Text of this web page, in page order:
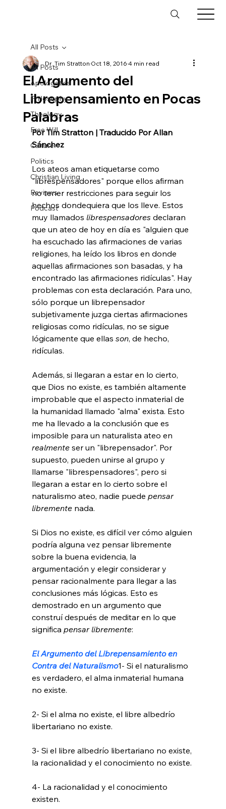
All Posts
Apologetics
Philosophy
Theology
Free Will
Culture
Politics
Christian Living
Reviews
Podcast
All Posts
El Argumento del
Librepensamiento en Pocas
Palabras
Dr. Tim StrattonOct 18, 20164 min read
Por Tim Stratton | Traducido Por Allan
Sánchez
Los ateos aman etiquetarse como
"librespensadores" porque ellos afirman
no tener restricciones para seguir los
hechos dondequiera que los lleve. Estos
muy llamados librespensadores declaran
que un ateo de hoy en día es "alguien que
ha escuchado las afirmaciones de varias
religiones, ha leído los libros en donde
aquellas afirmaciones son basadas, y ha
encontrado las afirmaciones ridículas". Hay
problemas con esta declaración. Para uno,
sólo porque un librepensador
subjetivamente juzga ciertas afirmaciones
religiosas como ridículas, no se sigue
lógicamente que ellas son, de hecho,
ridículas.
Además, si llegaran a estar en lo cierto,
que Dios no existe, es también altamente
improbable que el aspecto inmaterial de
la humanidad llamado "alma" exista. Esto
me ha llevado a la conclusión que es
imposible para un naturalista ateo en
realmente ser un "librepensador". Por
supuesto, pueden unirse al grupo y
llamarse "librespensadores", pero si
llegaran a estar en lo cierto sobre el
naturalismo ateo, nadie puede pensar
libremente nada.
Si Dios no existe, es difícil ver cómo alguien
podría alguna vez pensar libremente
sobre la buena evidencia, la
argumentación y elegir considerar y
pensar racionalmente para llegar a las
conclusiones más lógicas. Esto es
demostrado en un argumento que
construí después de meditar en lo que
significa pensar libremente:
El Argumento del Librepensamiento en
Contra del Naturalismo1- Si el naturalismo
es verdadero, el alma inmaterial humana
no existe.
2- Si el alma no existe, el libre albedrío
libertariano no existe.
3- Si el libre albedrío libertariano no existe,
la racionalidad y el conocimiento no existe.
4- La racionalidad y el conocimiento
existen.